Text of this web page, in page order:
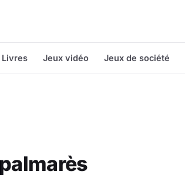
Livres Jeux vidéo Jeux de société